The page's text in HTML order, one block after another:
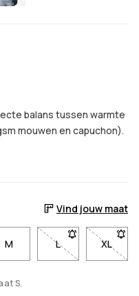
balans tussen warmte
mouwen en capuchon).
Vind jouw maat
M L- Maat L niet
XL- Maat
S.